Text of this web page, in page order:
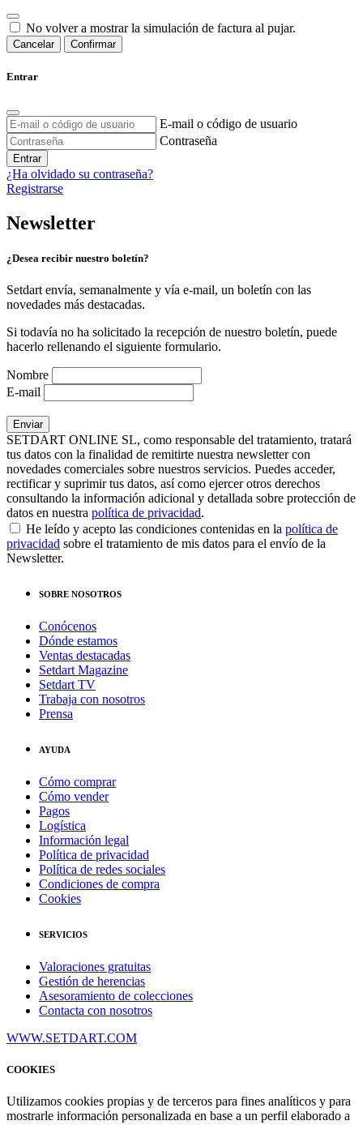
No volver a mostrar la simulación de factura al pujar.
Cancelar Confirmar
Entrar
E-mail o código de usuario
Contraseña
Entrar
¿Ha olvidado su contraseña?
Registrarse
Newsletter
¿Desea recibir nuestro boletín?
Setdart envía, semanalmente y vía e-mail, un boletín con las
novedades más destacadas.
Si todavía no ha solicitado la recepción de nuestro boletín, puede
hacerlo rellenando el siguiente formulario.
Nombre
E-mail
SETDART ONLINE SL, como responsable del tratamiento, tratará
tus datos con la finalidad de remitirte nuestra newsletter con
novedades comerciales sobre nuestros servicios. Puedes acceder,
rectificar y suprimir tus datos, así como ejercer otros derechos
consultando la información adicional y detallada sobre protección de
datos en nuestra política de privacidad.
He leído y acepto las condiciones contenidas en la política de
privacidad sobre el tratamiento de mis datos para el envío de la
Newsletter.
SOBRE NOSOTROS
Conócenos
Dónde estamos
Ventas destacadas
Setdart Magazine
Setdart TV
Trabaja con nosotros
Prensa
AYUDA
Cómo comprar
Cómo vender
Pagos
Logística
Información legal
Política de privacidad
Política de redes sociales
Condiciones de compra
Cookies
SERVICIOS
Valoraciones gratuitas
Gestión de herencias
Asesoramiento de colecciones
Contacta con nosotros
WWW.SETDART.COM
COOKIES
Utilizamos cookies propias y de terceros para fines analíticos y para
mostrarle información personalizada en base a un perfil elaborado a